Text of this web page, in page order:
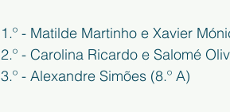
1.º - Matilde Martinho e Xavier
2.º - Carolina Ricardo e Salomé
3.º - Alexandre Simões (8.º A)